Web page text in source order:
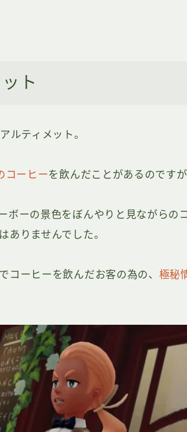
ト
ルティメット。
コーヒーを飲んだことがあるのです
ボーの景色をぼんやりと見ながらの
ありませんでした。
コーヒーを飲んだお客の為の、 極秘